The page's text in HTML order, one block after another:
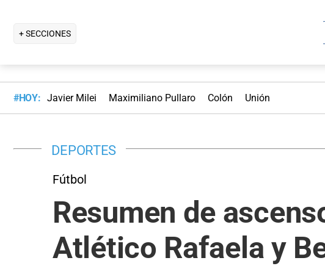
+ SECCIONES
#HOY: Javier Milei Maximiliano Pullaro Colón Unión
DEPORTES
Fútbol
Resumen de
Atlético Rafaela y